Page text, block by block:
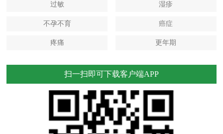
过敏 湿疹
不孕不育 癌症
疼痛 更年期
扫一扫即可下载客户端APP